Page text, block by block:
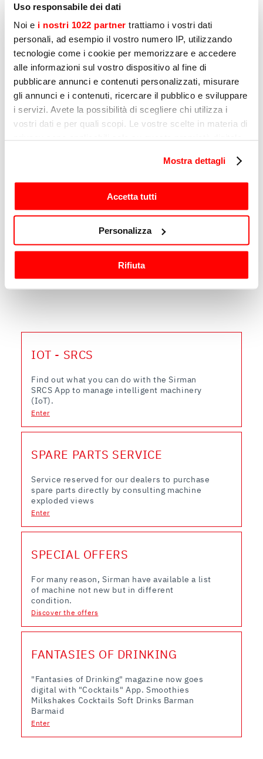
Uso responsabile dei dati
Noi e i nostri 1022 partner trattiamo i vostri dati
personali, ad esempio il vostro numero IP, utilizzando
tecnologie come i cookie per memorizzare e accedere
alle informazioni sul vostro dispositivo al fine di
pubblicare annunci e contenuti personalizzati, misurare
gli annunci e i contenuti, ricercare il pubblico e sviluppare
i servizi. Avete la possibilità di scegliere chi utilizza i
vostri dati e per quali scopi. Le vostre scelte in materia di
modificare o revocare il proprio consenso in qualsiasi
momento dalla Dichiarazione sui cookie o facendo clic
sull'icona di attivazione della privacy.
raccogliere informazioni sulla tua posizione
geografica, con un'approssimazione di qualche
Identificare il tuo dispositivo, scansionandolo
modificare o ritirare il tuo consenso in qualsiasi momento
Utilizziamo i cookie per garantire che l’utente possa
usufruire del servizio richiesto, per personalizzare
inoltre informazioni sul modo in cui l’utente utilizza il
dei dati web, pubblicità e social media, i quali potrebbero
combinarle con altre informazioni che ha fornito loro o
che hanno raccolto dal suo utilizzo dei loro servizi.
Mostra dettagli
Accetta tutti
Personalizza
Rifiuta
slow cooking technique that requires a
vacuum to be created using safe and
professional machinery, in order to obtain
high-quality results.
7TH JULY 2023
Cleaning your slicer: easy-to-
impeccable maintenance
A clean slicer is an efficient slicer. Learn the
best cleaning practices and which models
are easier to clean.
IOT - SRCS
Find out what you can do with the Sirman
SRCS App to manage intelligent machinery
(IoT).
Enter
SPARE PARTS SERVICE
Service reserved for our dealers to purchase
spare parts directly by consulting machine
exploded views
Enter
SPECIAL OFFERS
For many reason, Sirman have available a list
of machine not new but in different
condition.
Discover the offers
FANTASIES OF DRINKING
"Fantasies of Drinking" magazine now goes
digital with "Cocktails" App. Smoothies
Milkshakes Cocktails Soft Drinks Barman
Barmaid
Enter